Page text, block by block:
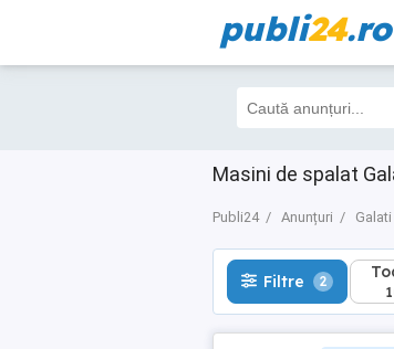
publi24.ro
Masini de spalat
Publi24 Anunțuri Galati
Filtre 2
10
Filtre 2